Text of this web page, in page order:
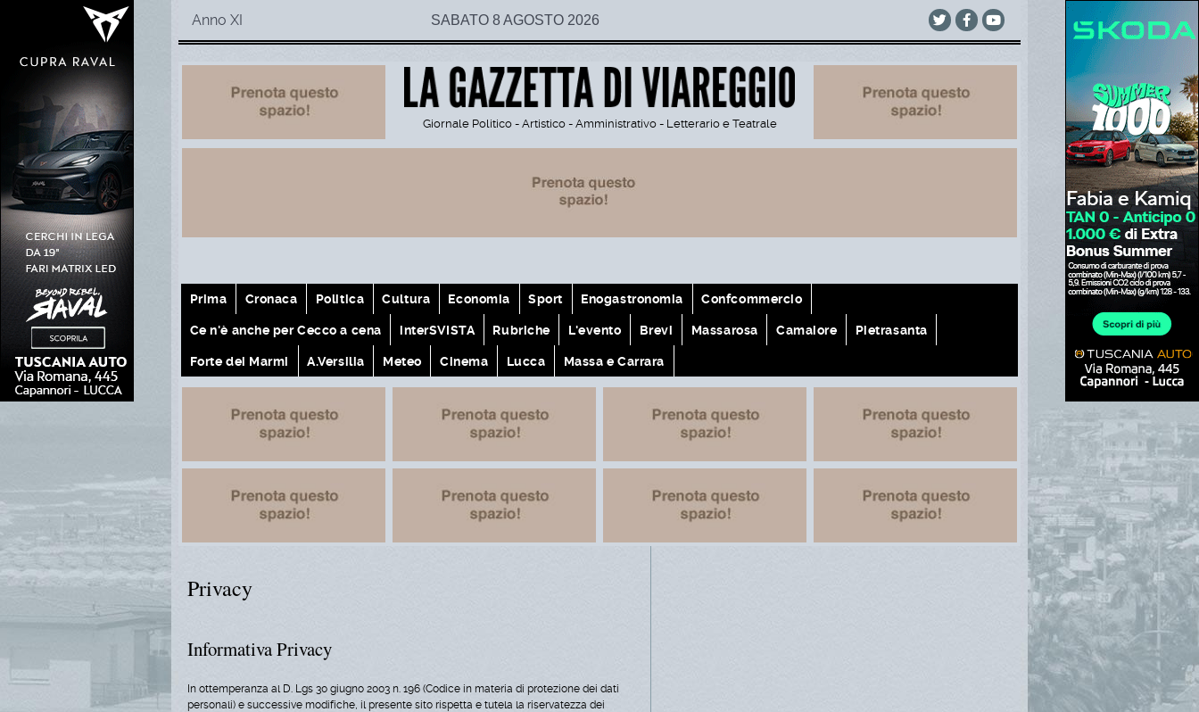
Anno XI SABATO 8 AGOSTO 2026
Giornale Politico - Artistico - Amministrativo - Letterario e Teatrale
Prima Cronaca Politica Cultura Economia Sport Enogastronomia Confcommercio
Ce n'è anche per Cecco a cena interSVISTA Rubriche L'evento Brevi Massarosa Camaiore Pietrasanta
Forte dei Marmi A.Versilia Meteo Cinema Lucca Massa e Carrara
Privacy
Informativa Privacy
In ottemperanza al D. Lgs 30 giugno 2003 n. 196 (Codice in materia di protezione dei dati
personali) e successive modifiche, il presente sito rispetta e tutela la riservatezza dei